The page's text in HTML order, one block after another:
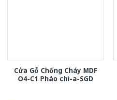
Cửa Gỗ Chống Cháy MDF
O4-C1 Phào chi-a-SGD